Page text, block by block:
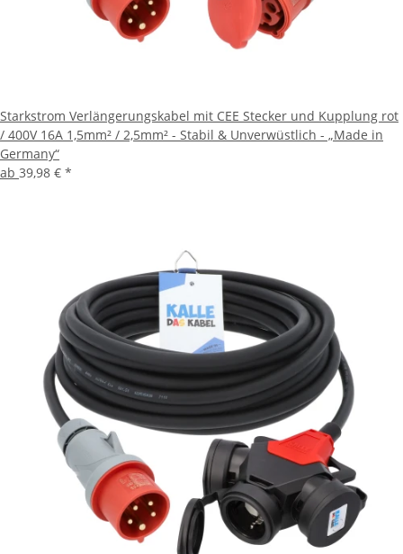
Starkstrom Verlängerungskabel mit CEE Stecker und Kupplung rot
/ 400V 16A 1,5mm² / 2,5mm² - Stabil & Unverwüstlich - „Made in
Germany“
ab 39,98 € *